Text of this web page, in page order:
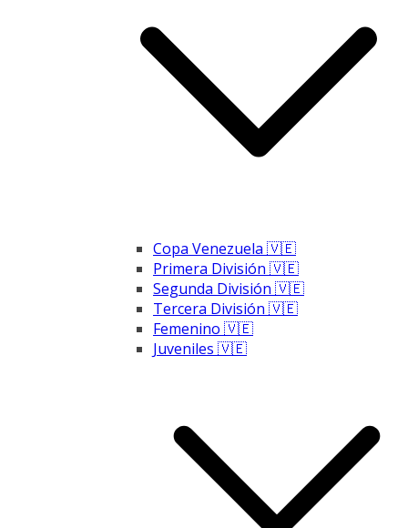
Copa Venezuela 🇻🇪
Primera División 🇻🇪
Segunda División 🇻🇪
Tercera División 🇻🇪
Femenino 🇻🇪
Juveniles 🇻🇪